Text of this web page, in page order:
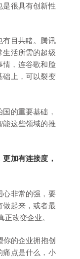
是很具有创新性
有目共睹。腾讯
生活所需的超级
情，连谷歌和脸
础上，可以裂变
的重要基础，
能这些领域的推
加有连接度，
心非常的强，要
做起来，或者最
改变企业。
你的企业拥抱创
痛点是什么，小